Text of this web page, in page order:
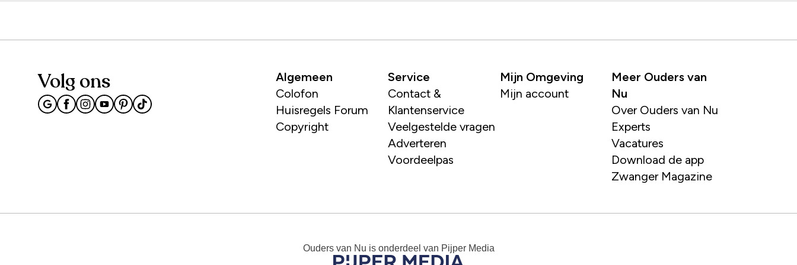
Volg ons
Algemeen
Colofon
Huisregels Forum
Copyright
Service
Contact &
Klantenservice
Veelgestelde vragen
Adverteren
Voordeelpas
Mijn Omgeving
Mijn account
Meer Ouders van
Nu
Over Ouders van Nu
Experts
Vacatures
Download de app
Zwanger Magazine
Ouders van Nu is onderdeel van Pijper Media